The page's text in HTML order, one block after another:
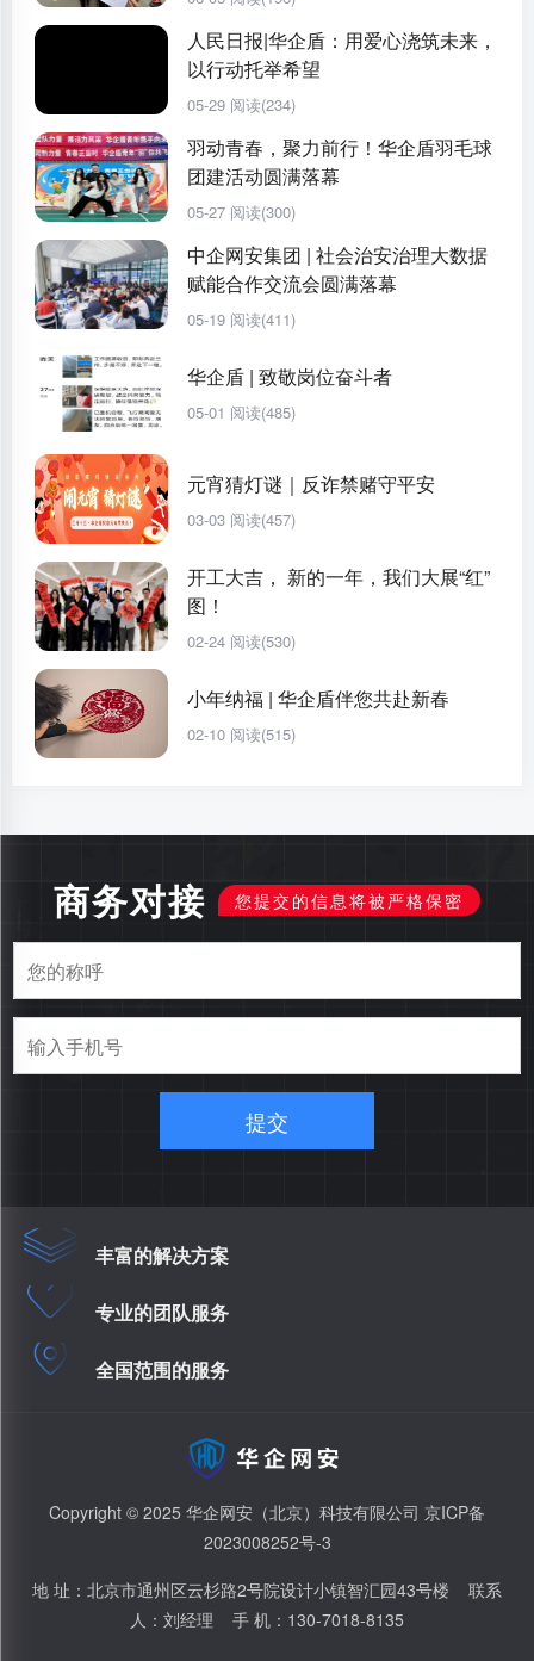
人民日报|华企盾：用爱心浇筑未来，
以行动托举希望
05-29 阅读(234)
羽动青春，聚力前行！华企盾羽毛球
团建活动圆满落幕
05-27 阅读(300)
中企网安集团 | 社会治安治理大数据
赋能合作交流会圆满落幕
05-19 阅读(411)
华企盾 | 致敬岗位奋斗者
05-01 阅读(485)
元宵猜灯谜｜反诈禁赌守平安
03-03 阅读(457)
开工大吉， 新的一年，我们大展“红”
图！
02-24 阅读(530)
小年纳福 | 华企盾伴您共赴新春
02-10 阅读(515)
商务对接 您提交的信息将被严格保密
提交
丰富的解决方案
专业的团队服务
全国范围的服务
Copyright © 2025 华企网安（北京）科技有限公司 京ICP备
2023008252号-3
地 址：北京市通州区云杉路2号院设计小镇智汇园43号楼 联系
人：刘经理 手 机：130-7018-8135